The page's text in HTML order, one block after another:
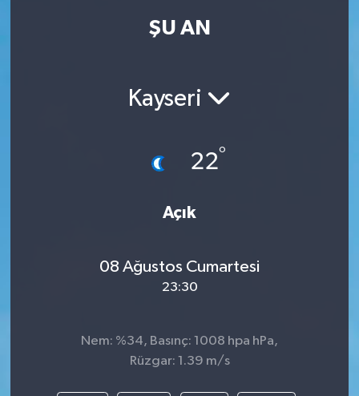
ŞU AN
Kayseri
22°
Açık
08 Ağustos Cumartesi
23:30
Nem: %34, Basınç: 1008 hpa hPa,
Rüzgar: 1.39 m/s